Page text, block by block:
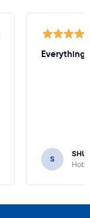
Everything
S